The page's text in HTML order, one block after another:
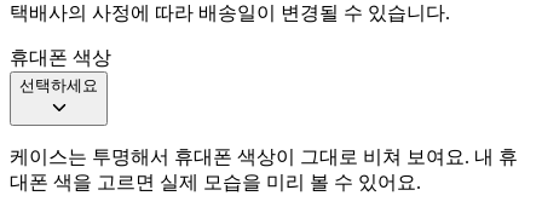
택배사의 사정에 따라 배송일이 변경될 수 있습니다.
휴대폰 색상
선택하세요
케이스는 투명해서 휴대폰 색상이 그대로 비쳐 보여요. 내 휴
대폰 색을 고르면 실제 모습을 미리 볼 수 있어요.